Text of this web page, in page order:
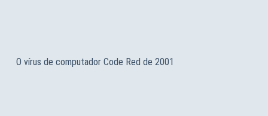
O vírus de computador Code Red de 2001